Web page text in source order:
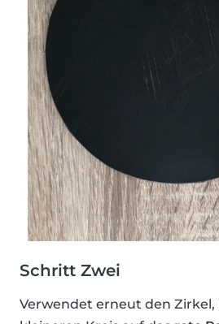
Schritt Zwei
Verwendet erneut den